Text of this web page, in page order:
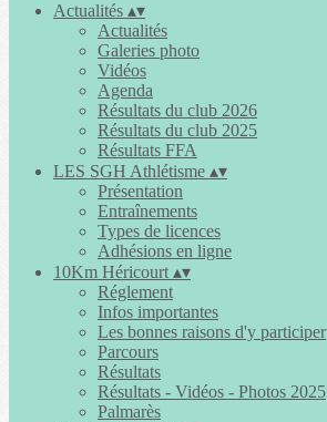
Actualités ▴▾
Actualités
Galeries photo
Vidéos
Agenda
Résultats du club 2026
Résultats du club 2025
Résultats FFA
LES SGH Athlétisme ▴▾
Présentation
Entraînements
Types de licences
Adhésions en ligne
10Km Héricourt ▴▾
Réglement
Infos importantes
Les bonnes raisons d'y participer
Parcours
Résultats
Résultats - Vidéos - Photos 2025
Palmarès